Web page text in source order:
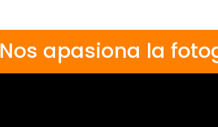
Nos apasiona la